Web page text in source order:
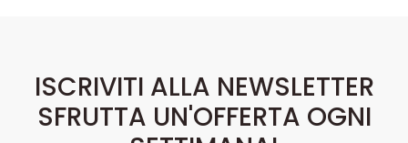
ISCRIVITI ALLA NEWSLETTER
SFRUTTA UN'OFFERTA OGNI